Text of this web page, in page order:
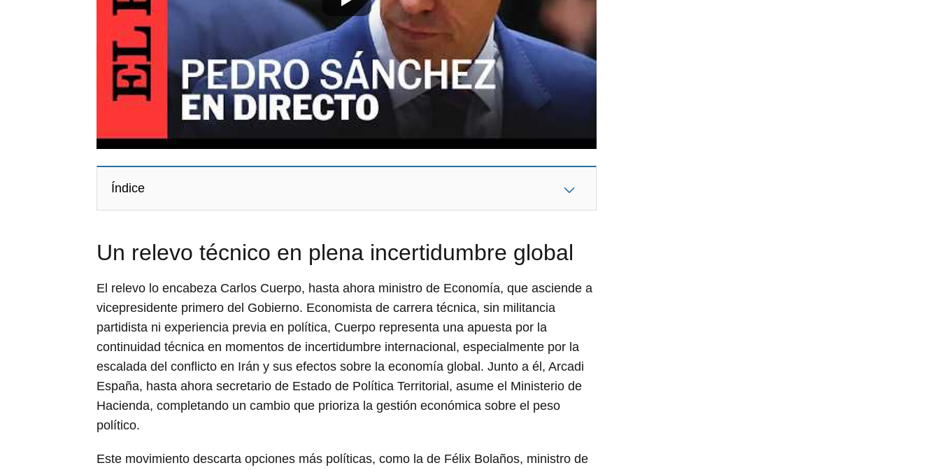
Índice
Un relevo técnico en plena incertidumbre global
El relevo lo encabeza Carlos Cuerpo, hasta ahora ministro de Economía, que asciende a
vicepresidente primero del Gobierno. Economista de carrera técnica, sin militancia
partidista ni experiencia previa en política, Cuerpo representa una apuesta por la
continuidad técnica en momentos de incertidumbre internacional, especialmente por la
escalada del conflicto en Irán y sus efectos sobre la economía global. Junto a él, Arcadi
España, hasta ahora secretario de Estado de Política Territorial, asume el Ministerio de
Hacienda, completando un cambio que prioriza la gestión económica sobre el peso
político.
Este movimiento descarta opciones más políticas, como la de Félix Bolaños, ministro de